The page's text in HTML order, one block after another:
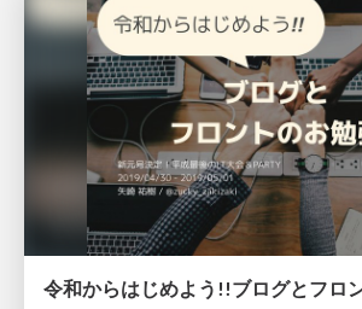
令和からはじめよう!!ブログとフロ